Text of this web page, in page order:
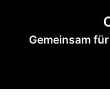
springenGemeinsam